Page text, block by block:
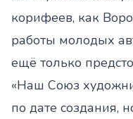
корифеев, как
работы молодых
ещё только
«Наш Союз
по дате создания,